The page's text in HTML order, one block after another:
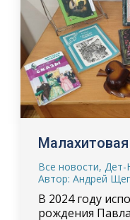
Все новости, Дет-
Автор: Андрей
В 2024 году
рождения